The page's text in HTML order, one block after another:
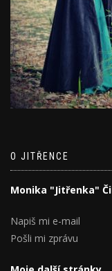
O JITŘENCE
Monika "Jitřenka"
Napiš mi e-mail
Pošli mi zprávu